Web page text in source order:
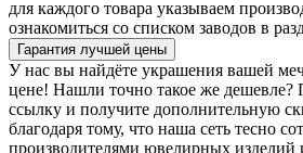
для каждого товара указываем
ознакомиться со списком заводов в
Гарантия лучшей цены
У нас вы найдёте украшения вашей
цене! Нашли точно такое же
ссылку и получите дополнительную
благодаря тому, что наша сеть тесно
производителями ювелирных изделий